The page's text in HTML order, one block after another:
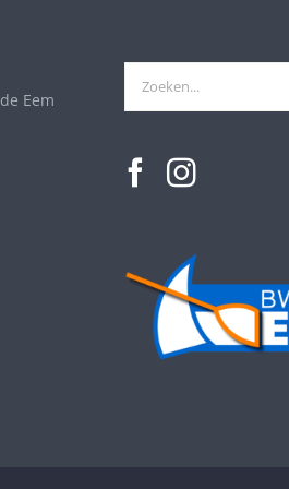
Eem
Zoeken
naar: